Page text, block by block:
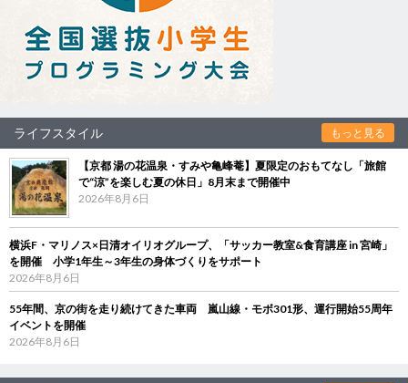
ライフスタイル もっと見る
【京都 湯の花温泉・すみや亀峰菴】夏限定のおもてなし「旅館
で“涼”を楽しむ夏の休日」8月末まで開催中
2026年8月6日
横浜F・マリノス×日清オイリオグループ、「サッカー教室&食育講座 in 宮崎」
を開催 小学1年生～3年生の身体づくりをサポート
2026年8月6日
55年間、京の街を走り続けてきた車両 嵐山線・モボ301形、運行開始55周年
イベントを開催
2026年8月6日